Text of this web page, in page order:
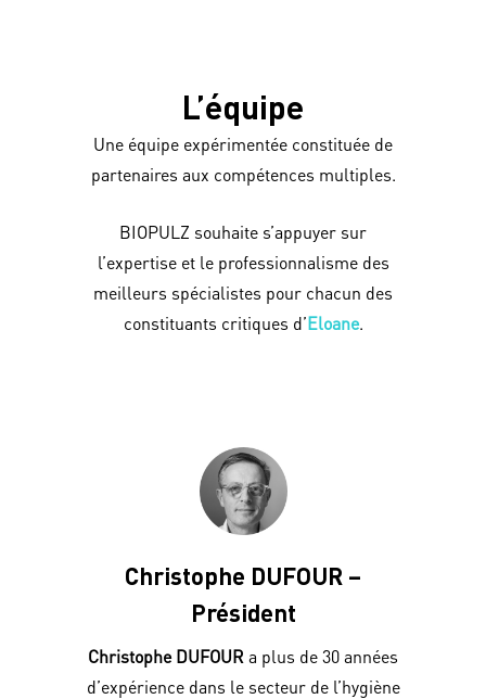
L’équipe
Une équipe expérimentée constituée de
partenaires aux compétences multiples.
BIOPULZ souhaite s’appuyer sur
l’expertise et le professionnalisme des
meilleurs spécialistes pour chacun des
constituants critiques d’Eloane.
Christophe DUFOUR –
Président
Christophe DUFOUR a plus de 30 années
d’expérience dans le secteur de l’hygiène